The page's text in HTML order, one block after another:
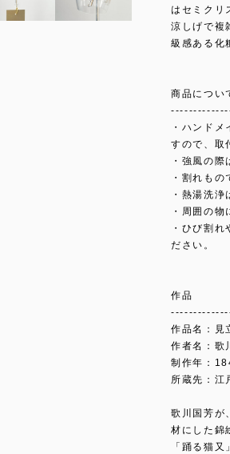
はセミクリ
涼しげで複
級感ある化
商品につい
・ハンド
すので、取
・強風の際
・割れもの
・熱湯洗浄
・周囲の
・ひび割
ださい。
作品
作品名：
作者名：歌
制作年：
所蔵先：江
歌川国芳が
材にした錦
「踊る猫